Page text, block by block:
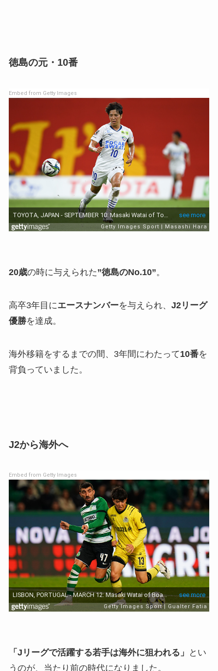
徳島の元・10番
Embed from Getty Images
20歳の時に与えられた”徳島のNo.10”。
高卒3年目にエースナンバーを与えられ、 J2リーグ
優勝を達成。
海外移籍をするまでの間、3年間にわたって10番を
背負っていました。
J2から海外へ
Embed from Getty Images
「Jリーグで活躍する若手は海外に狙われる」
とい
うのが、当たり前の時代になりました。